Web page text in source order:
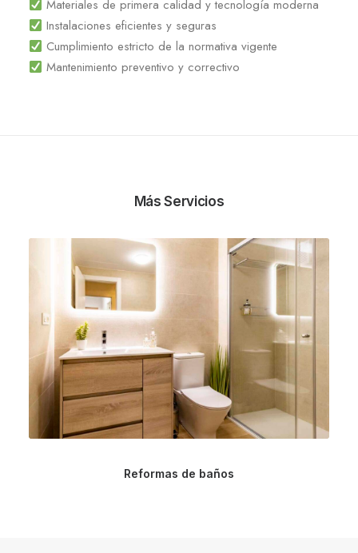
Materiales de primera calidad y tecnología moderna
Instalaciones eficientes y seguras
Cumplimiento estricto de la normativa vigente
Mantenimiento preventivo y correctivo
Más Servicios
Reformas de baños